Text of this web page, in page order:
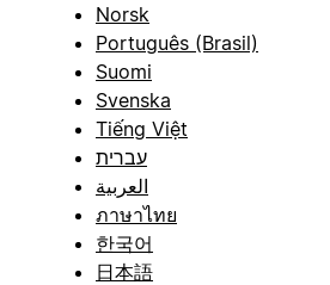
Norsk
Português (Brasil)
Suomi
Svenska
Tiếng Việt
עברית
العربية
ภาษาไทย
한국어
日本語